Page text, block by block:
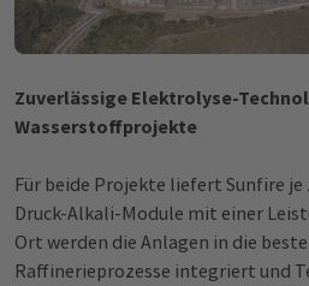
Zuverlässige Elektrolyse-
Wasserstoffprojekte
Für beide Projekte liefert Sunfire
Druck-Alkali-Module mit einer
Ort werden die Anlagen in die
Raffinerieprozesse integriert und